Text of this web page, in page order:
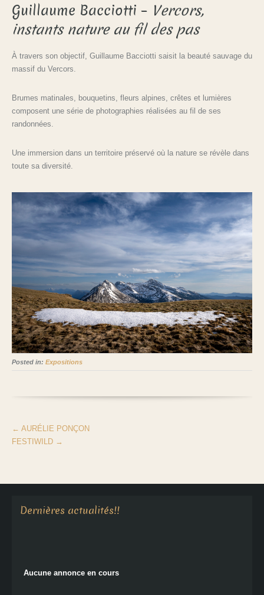
Guillaume Bacciotti – Vercors,
instants nature au fil des pas
À travers son objectif, Guillaume Bacciotti saisit la beauté sauvage du
massif du Vercors.
Brumes matinales, bouquetins, fleurs alpines, crêtes et lumières
composent une série de photographies réalisées au fil de ses
randonnées.
Une immersion dans un territoire préservé où la nature se révèle dans
toute sa diversité.
Posted in: Expositions
← AURÉLIE PONÇON
FESTIWILD →
Dernières actualités!!
Aucune annonce en cours
Aucune annonce en cours